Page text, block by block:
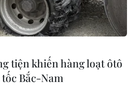
tiện khiến hàng loạt ôtô
Bắc-Nam